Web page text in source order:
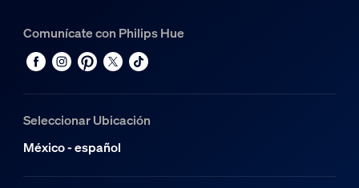
Comunícate con Philips Hue
Seleccionar Ubicación
México - español